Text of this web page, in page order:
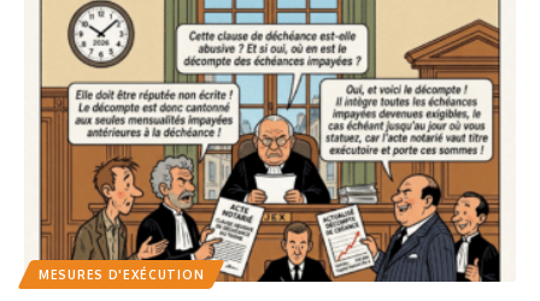
MESURES D'EXÉCUTION